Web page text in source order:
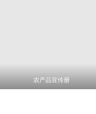
农产品宣传册